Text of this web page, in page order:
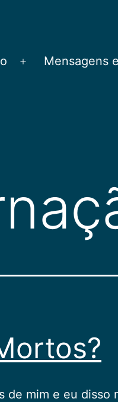
Abrir
Mensagens
de mim e eu disso